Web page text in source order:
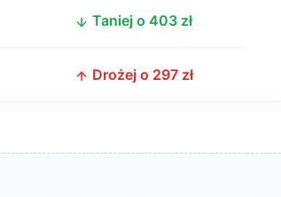
Taniej o 403 zł
Drożej o 297 zł